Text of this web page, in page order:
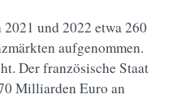
und 2022 etwa 260
aufgenommen.
Der französische Staat
Milliarden Euro an